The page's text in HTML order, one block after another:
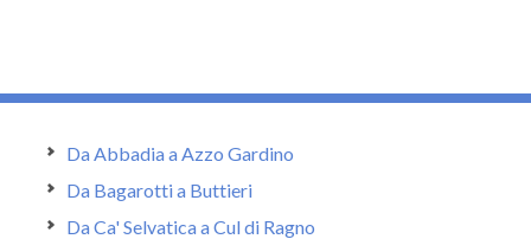
Da Abbadia a Azzo Gardino
Da Bagarotti a Buttieri
Da Ca' Selvatica a Cul di Ragno